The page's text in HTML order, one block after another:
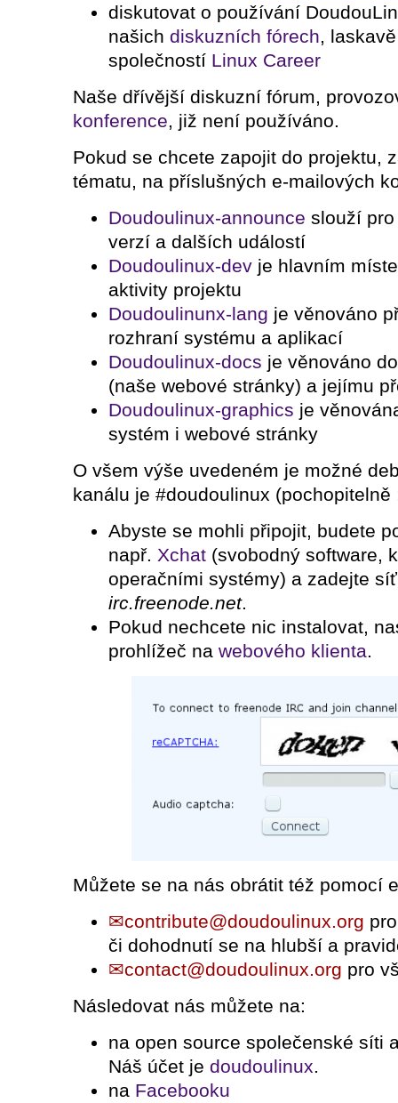
diskutovat o používání
našich diskuzních fórech,
společností Linux Career
Naše dřívější diskuzní fórum,
konference, již není používáno.
Pokud se chcete zapojit do projektu,
tématu, na příslušných e-mailových
Doudoulinux-announce slouží
verzí a dalších událostí
Doudoulinux-devje hlavním
aktivity projektu
Doudoulinunx-lang je věnováno
rozhraní systému a aplikací
Doudoulinux-docs je věnováno
(naše webové stránky) a jejímu
Doudoulinux-graphics je
systém i webové stránky
O všem výše uvedeném je možné
kanálu je #doudoulinux (pochopitelně
Abyste se mohli připojit, budete
např. Xchat(svobodný software,
operačními systémy) a zadejte
irc.freenode.net.
Pokud nechcete nic instalovat,
prohlížeč na webového klienta.
Můžete se na nás obrátit též pomocí
contribute@doudoulinux.org
či dohodnutí se na hlubší a
contact@doudoulinux.org pro
Následovat nás můžete na:
na open source společenské síti
Náš účet je doudoulinux.
na Facebooku